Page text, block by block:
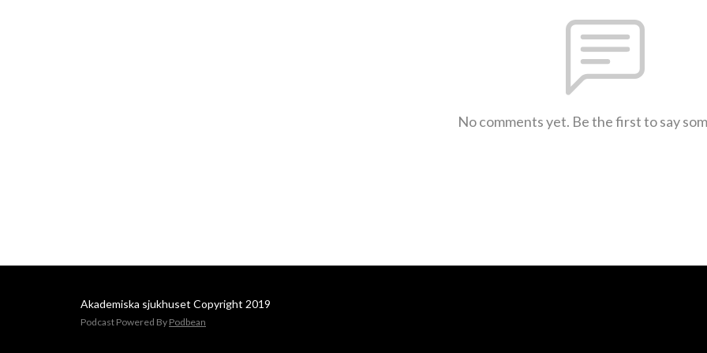
No comments yet. Be the first to say
Akademiska sjukhuset Copyright 2019
Podcast Powered By Podbean